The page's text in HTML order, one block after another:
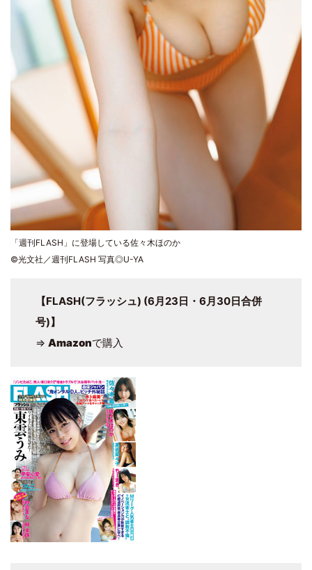
「週刊FLASH」に登場している佐々木ほのか
©光文社／週刊FLASH 写真◎U-YA
【FLASH(フラッシュ) (6月23日・6月30日合併
号)】
⇒ Amazonで購入